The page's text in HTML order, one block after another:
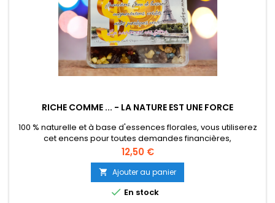
RICHE COMME ... - LA NATURE EST UNE FORCE
100 % naturelle et à base d'essences florales, vous utiliserez
cet encens pour toutes demandes financières,
augmentation, contrats, ventes, loto, remboursements etc
etc... Il vous permet aussi d'avoir des aides de toutes sortes
pour vous aider dans votre quotidien. Boite solide
transparente volume 50 gr.
Prix
12,50 €
 Ajouter au panier
 En stock